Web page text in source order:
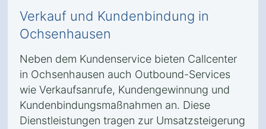
Verkauf und Kundenbindung in
Ochsenhausen
Neben dem Kundenservice bieten Callcenter
in Ochsenhausen auch Outbound-Services
wie Verkaufsanrufe, Kundengewinnung und
Kundenbindungsmaßnahmen an. Diese
Dienstleistungen tragen zur Umsatzsteigerung